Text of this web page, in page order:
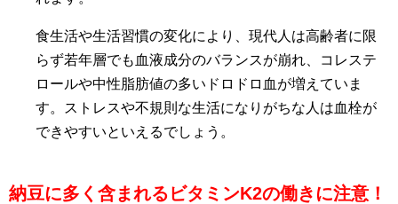
食生活や生活習慣の変化により、現代人は高齢者に限
らず若年層でも血液成分のバランスが崩れ、コレステ
ロールや中性脂肪値の多いドロドロ血が増えていま
す。ストレスや不規則な生活になりがちな人は血栓が
できやすいといえるでしょう。
納豆に多く含まれるビタミンK2の働きに注意！